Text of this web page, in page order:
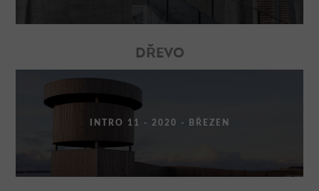
DŘEVO
INTRO 11 - 2020 - BŘEZEN